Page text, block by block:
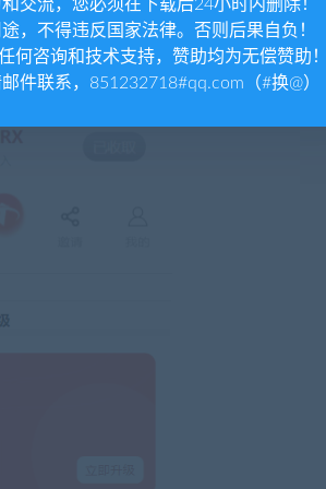
交流，您必须在下载后24小时内删除！
，不得违反国家法律。否则后果自负！
何咨询和技术支持，赞助均为无偿赞助
件联系，851232718#qq.com（#换@）